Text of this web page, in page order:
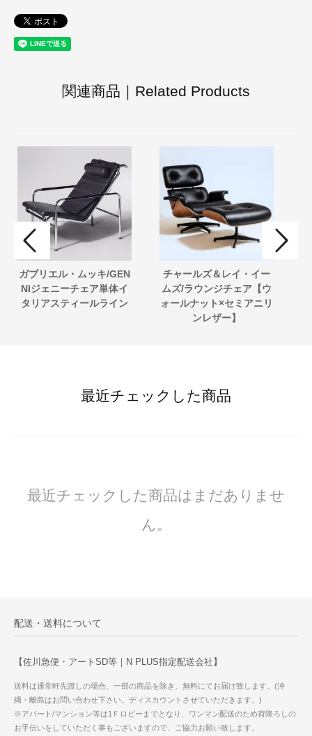
関連商品｜Related Products
ガブリエル・ムッキ/GEN
NIジェニーチェア単体イ
タリアスティールライン
チャールズ＆レイ・イー
ムズ/ラウンジチェア【ウ
ォールナット×セミアニリ
ンレザー】
最近チェックした商品
最近チェックした商品はまだありませ
ん。
配送・送料について
【佐川急便・アートSD等｜N PLUS指定配送会社】
送料は通常軒先渡しの場合、一部の商品を除き、無料にてお届け致します。(沖
縄・離島はお問い合わせ下さい。ディスカウントさせていただきます。)
※アパート/マンション等は1Ｆロビーまでとなり、ワンマン配送のため荷降ろしの
お手伝いをしていただく事もございますので、ご協力お願い致します。